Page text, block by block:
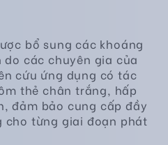
bổ sung các khoáng
các chuyên gia của
cứu ứng dụng có tác
thẻ chân trắng, hấp
đảm bảo cung cấp đầy
cho từng giai đoạn phát